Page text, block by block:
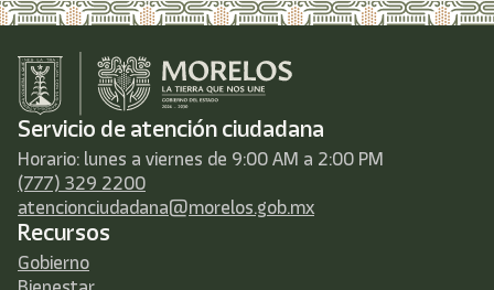
Servicio de atención ciudadana
Horario: lunes a viernes de 9:00 AM a 2:00 PM
(777) 329 2200
atencionciudadana@morelos.gob.mx
Recursos
Gobierno